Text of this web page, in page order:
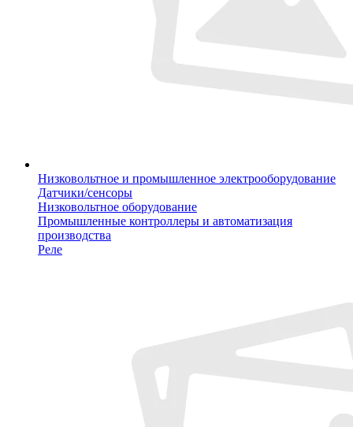
Низковольтное и промышленное электрооборудование
Датчики/сенсоры
Низковольтное оборудование
Промышленные контроллеры и автоматизация
производства
Реле